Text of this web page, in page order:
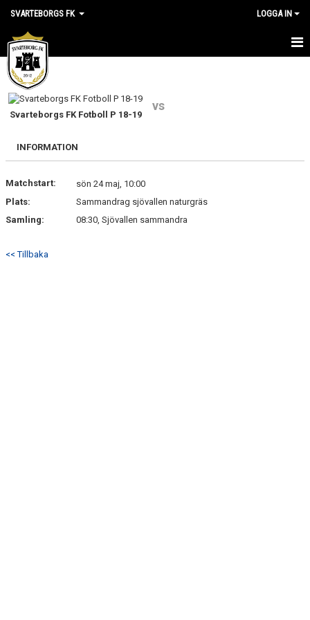
SVARTEBORGS FK LOGGA IN
HEM
NYHETER
KALENDER
KLUBBSHOP
MEDLEM
Svarteborgs FK Fotboll P 18-19
vs
INFORMATION
Matchstart:
sön 24 maj, 10:00
Plats:
Sammandrag sjövallen naturgräs
Samling:
08:30, Sjövallen sammandra
<< Tillbaka